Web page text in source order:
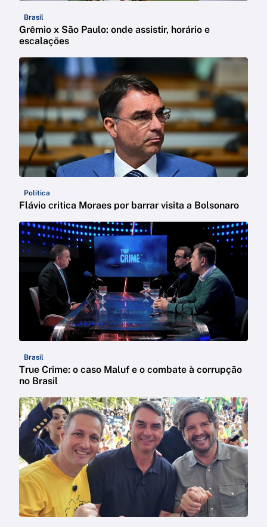
Brasil
Grêmio x São Paulo: onde assistir, horário e
escalações
Política
Flávio critica Moraes por barrar visita a Bolsonaro
Brasil
True Crime: o caso Maluf e o combate à corrupção
no Brasil